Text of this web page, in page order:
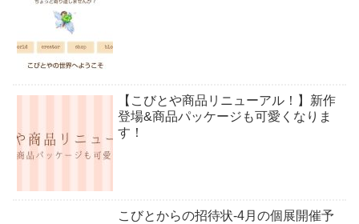
【こびとや商品リニューアル！】新作
登場&商品パッケージも可愛くなりま
す！
こびとからの招待状-4月の個展開催予